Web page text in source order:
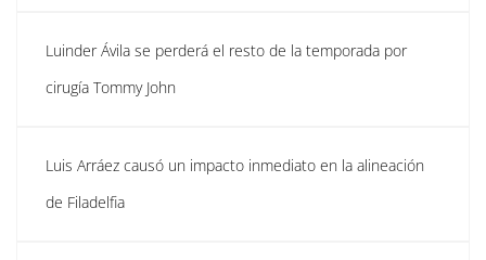
Luinder Ávila se perderá el resto de la temporada por
cirugía Tommy John
Luis Arráez causó un impacto inmediato en la alineación
de Filadelfia